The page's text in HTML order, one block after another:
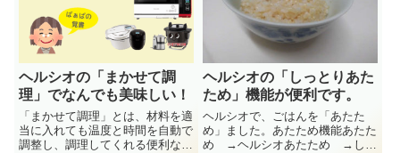
ヘルシオの「まかせて調
理」でなんでも美味しい！
「まかせて調理」とは、材料を適
当に入れても温度と時間を自動で
調整し、調理してくれる便利な機
ヘルシオの「しっとりあた
ため」機能が便利です。
ヘルシオで、ごはんを「あたた
め」ました。あたため機能あたた
め →ヘルシオあたため →しっ